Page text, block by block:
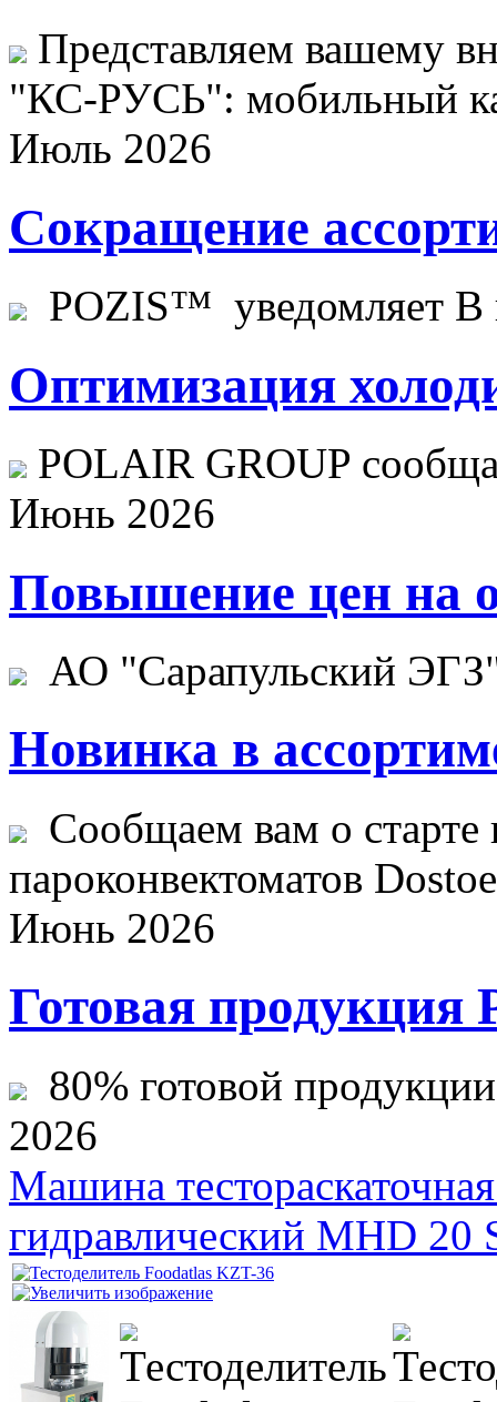
Представляем вашему
"КС-РУСЬ": мобильный
Июль 2026
Сокращение
POZIS™ уведомляет В
Оптимизация
POLAIR GROUP
Июнь 2026
Повышение цен на
АО "Сарапульский
Новинка в
Сообщаем вам о старте
пароконвектоматов
Июнь 2026
Готовая продукция
80% готовой
2026
Машина
гидравлический MHD 20